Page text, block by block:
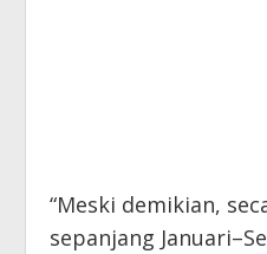
“Meski demikian,
sepanjang